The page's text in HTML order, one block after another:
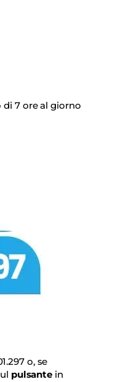
di 7 ore al giorno
o, se
pulsante in